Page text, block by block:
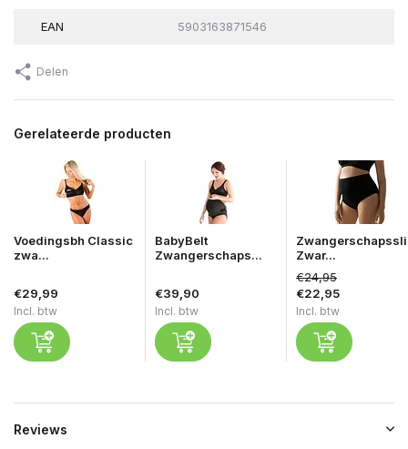
EAN 5903163871546
Delen
Gerelateerde producten
Voedingsbh Classic
zwa...
€29,99
Incl. btw
BabyBelt
Zwangerschaps...
€39,90
Incl. btw
Zwar...
€24,95
€22,95
Incl. btw
Reviews